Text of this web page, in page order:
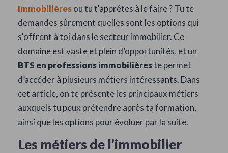
Immobilièresou tu t'apprêtes à le faire ? Tu te
demandes sûrement quelles sont les options qui
s'offrent à toi dans le secteur immobilier. Ce
domaine est vaste et plein d’opportunités, et un
BTS en professions immobilièreste permet
d’accéder à plusieurs métiers intéressants. Dans
cet article, on te présente les principaux métiers
auxquels tu peux prétendre après ta formation,
ainsi que les options pour évoluer par la suite.
Les métiers de l’immobilier